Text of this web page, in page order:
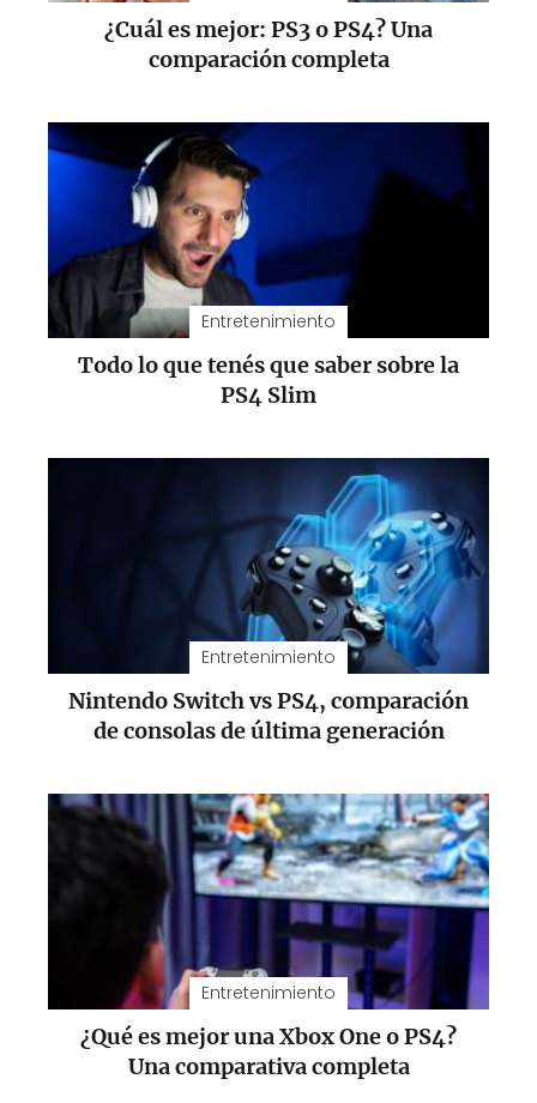
¿Cuál es mejor: PS3 o PS4? Una
comparación completa
Entretenimiento
Todo lo que tenés que saber sobre la
PS4 Slim
Entretenimiento
Nintendo Switch vs PS4, comparación
de consolas de última generación
Entretenimiento
¿Qué es mejor una Xbox One o PS4?
Una comparativa completa